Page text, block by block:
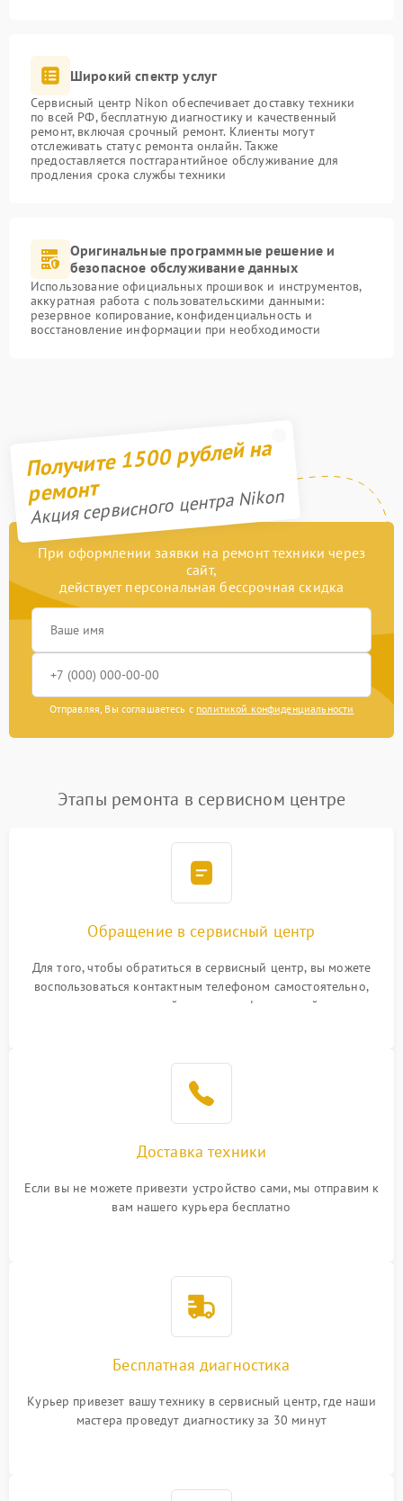
Широкий спектр услуг
Сервисный центр Nikon обеспечивает доставку техники
по всей РФ, бесплатную диагностику и качественный
ремонт, включая срочный ремонт. Клиенты могут
отслеживать статус ремонта онлайн. Также
предоставляется постгарантийное обслуживание для
продления срока службы техники
Оригинальные программные решение и
безопасное обслуживание данных
Использование официальных прошивок и инструментов,
аккуратная работа с пользовательскими данными:
резервное копирование, конфиденциальность и
восстановление информации при необходимости
Получите 1500 рублей на
ремонт
Акция сервисного центра Nikon
При оформлении заявки на ремонт техники через
сайт,
действует персональная бессрочная скидка
Отправляя, Вы соглашаетесь с политикой конфиденциальности
Этапы ремонта в сервисном центре
Обращение в сервисный центр
Для того, чтобы обратиться в сервисный центр, вы можете
воспользоваться контактным телефоном самостоятельно,
или оставить свой номер телефона на сайте
Доставка техники
Если вы не можете привезти устройство сами, мы отправим к
вам нашего курьера бесплатно
Бесплатная диагностика
Курьер привезет вашу технику в сервисный центр, где наши
мастера проведут диагностику за 30 минут